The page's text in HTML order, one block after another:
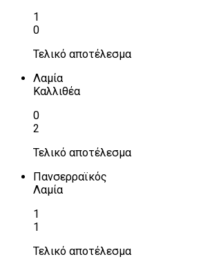
1
0
Τελικό αποτέλεσμα
Λαμία
Καλλιθέα
0
2
Τελικό αποτέλεσμα
Πανσερραϊκός
Λαμία
1
1
Τελικό αποτέλεσμα